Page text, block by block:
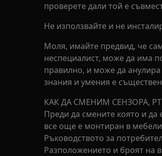
проверете дали той е
Не използвайте и не
Моля, имайте предвид, че
неспециалист, може да има
правилно, и може да
знания и умения е
КАК ДА СМЕНИМ СЕНЗОРА,
Преди да смените която и да
все още е монтиран в
Ръководството за
Разположението и броят на